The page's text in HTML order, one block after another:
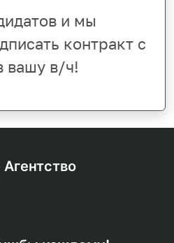
и мы
контракт с
вашу в/ч!